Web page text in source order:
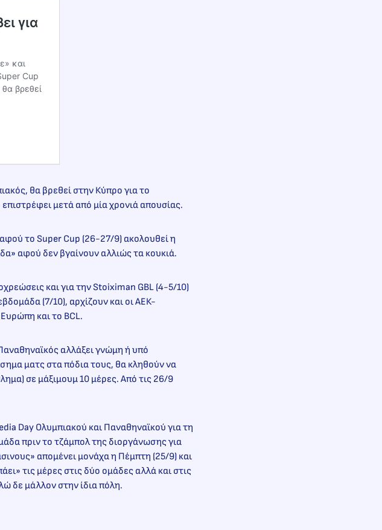
για
και
Cup
βρεθεί
θα βρεθεί στην Κύπρο για το
μετά από μία χρονιά απουσίας.
το Super Cup (26-27/9) ακολουθεί η
αφού δεν βγαίνουν αλλιώς τα κουκιά.
και για την Stoiximan GBL (4-5/10)
(7/10), αρχίζουν και οι ΑΕΚ-
και το BCL.
αλλάξει γνώμη ή υπό
ματς στα πόδια τους, θα κληθούν να
σε μάξιμουμ 10 μέρες. Από τις 26/9
Day Ολυμπιακού και Παναθηναϊκού για τη
πριν το τζάμπολ της διοργάνωσης για
απομένει μονάχα η Πέμπτη (25/9) και
τις μέρες στις δύο ομάδες αλλά και στις
δε μάλλον στην ίδια πόλη.